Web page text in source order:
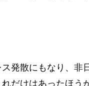
発散にもなり、非
だけはあったほう